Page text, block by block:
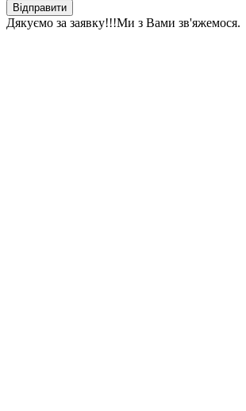
Відправити
Дякуємо за заявку!!!Ми з Вами зв'яжемося.